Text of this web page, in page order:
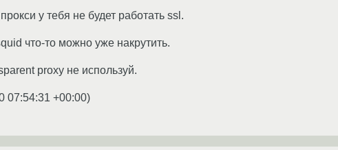
у тебя не будет работать ssl.
что-то можно уже накрутить.
proxy не используй.
07:54:31 +00:00)